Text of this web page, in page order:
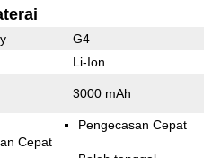
G4
Li-Ion
3000 mAh
Cepat
Pengecasan Cepat